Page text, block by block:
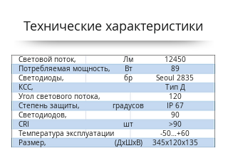
Технические характеристики​
Световой поток,
Потребляемая мощность,
Светодиоды,
КСС,
Угол светового потока,
Степень защиты,
Светодиодов,
CRI
Температура эксплуатации
Размер,
12450
89
Seoul 2835
Тип Д
120
IP 67
90
>90
-50…+60
345х120х135
Лм
Вт
бр
градусов
шт
(ДхШхВ)